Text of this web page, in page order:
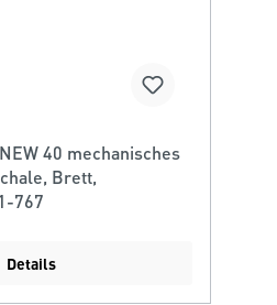
40 mechanisches
Brett,
767
Details